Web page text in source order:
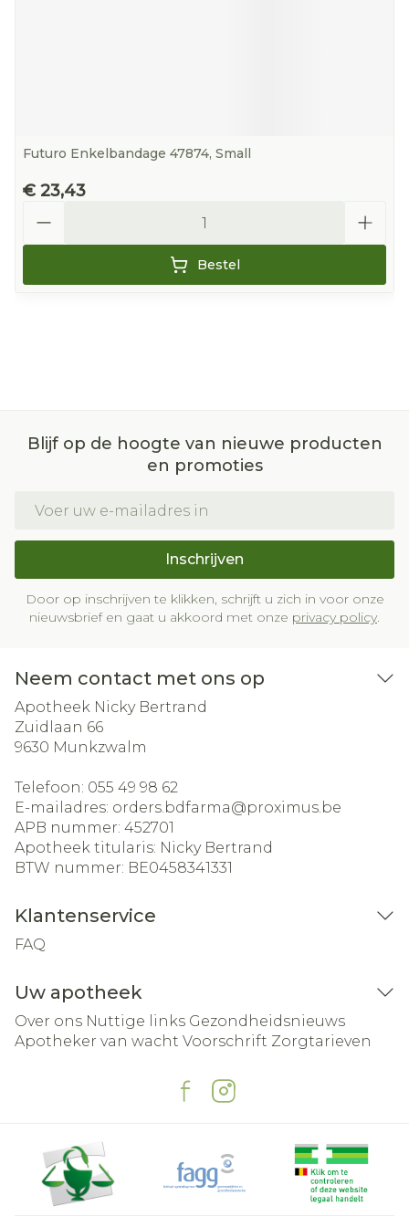
Futuro Enkelbandage 47874, Small
€ 23,43
Bestel
Blijf op de hoogte van nieuwe producten
en promoties
Inschrijven
Door op inschrijven te klikken, schrijft u zich in voor onze
nieuwsbrief en gaat u akkoord met onze privacy policy.
Neem contact met ons op
Apotheek Nicky Bertrand
Zuidlaan 66
9630 Munkzwalm
Telefoon: 055 49 98 62
E-mailadres: orders.bdfarma@proximus.be
APB nummer: 452701
Apotheek titularis: Nicky Bertrand
BTW nummer: BE0458341331
Klantenservice
FAQ
Uw apotheek
Over ons Nuttige links Gezondheidsnieuws
Apotheker van wacht Voorschrift Zorgtarieven